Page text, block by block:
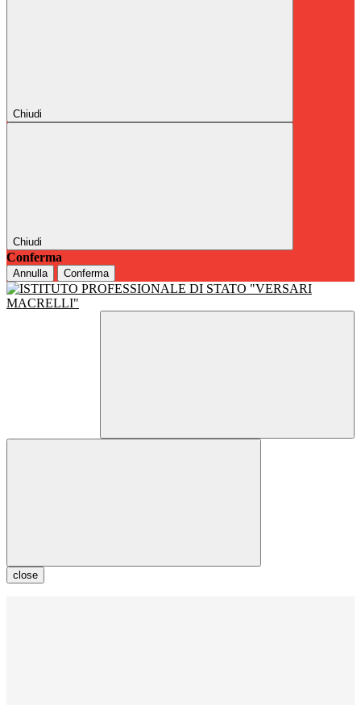
Chiudi
Chiudi
Conferma
Annulla Conferma
close